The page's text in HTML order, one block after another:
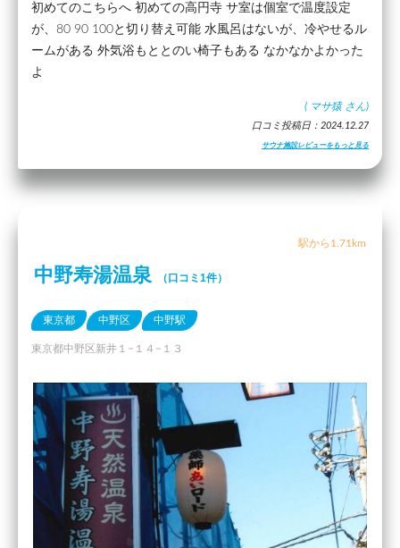
初めてのこちらへ 初めての高円寺 サ室は個室で温度設定
が、80 90 100と切り替え可能 水風呂はないが、冷やせるル
ームがある 外気浴もととのい椅子もある なかなかよかった
よ
( マサ猿 さん)
口コミ投稿日：2024.12.27
サウナ施設レビューをもっと見る
駅から1.71km
中野寿湯温泉 （口コミ1件）
東京都 中野区 中野駅
東京都中野区新井１−１４−１３